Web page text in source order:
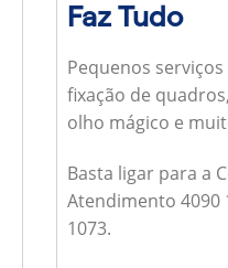
Faz Tudo
Pequenos
fixação de
olho mágico e
Basta ligar para a
Atendimento 4090
1073.